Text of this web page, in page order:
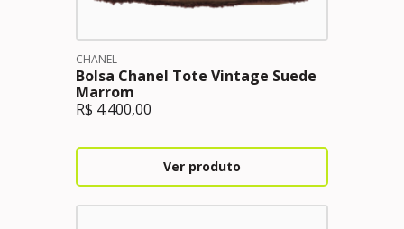
CHANEL
Bolsa Chanel Tote Vintage Suede
Marrom
R$ 4.400,00
Ver produto